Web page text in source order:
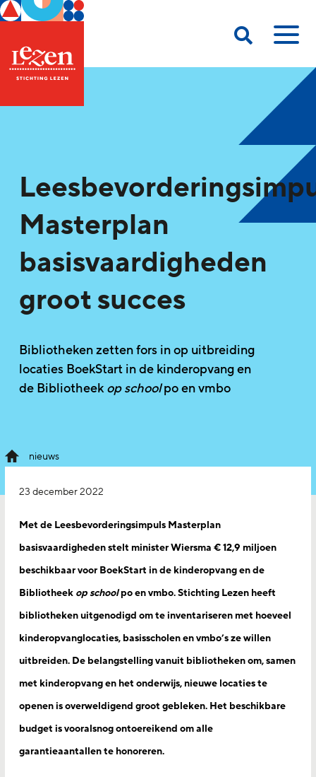
Masterplan
basisvaardigheden
groot succes
Bibliotheken zetten fors in op uitbreiding
locaties BoekStart in de kinderopvang en
de Bibliotheekop schoolpo en vmbo
nieuws
23 december 2022
Met de Leesbevorderingsimpuls Masterplan
basisvaardigheden stelt minister Wiersma € 12,9 miljoen
beschikbaar voor BoekStart in de kinderopvang en de
Bibliotheek op schoolpo en vmbo. Stichting Lezen heeft
bibliotheken uitgenodigd om te inventariseren met hoeveel
kinderopvanglocaties, basisscholen en vmbo’s ze willen
uitbreiden. De belangstelling vanuit bibliotheken om, samen
met kinderopvang en het onderwijs, nieuwe locaties te
openen is overweldigend groot gebleken. Het beschikbare
budget is vooralsnog ontoereikend om alle
garantieaantallen te honoreren.